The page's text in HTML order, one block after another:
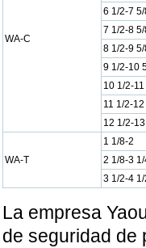
WA-C
6 1/2-7
7 1/2-8
8 1/2-9
9 1/2-10
10 1/2-
11 1/2-
12 1/2-
WA-T
1 1/8-2
2 1/8-3
3 1/2-4
La empresa
de seguridad de